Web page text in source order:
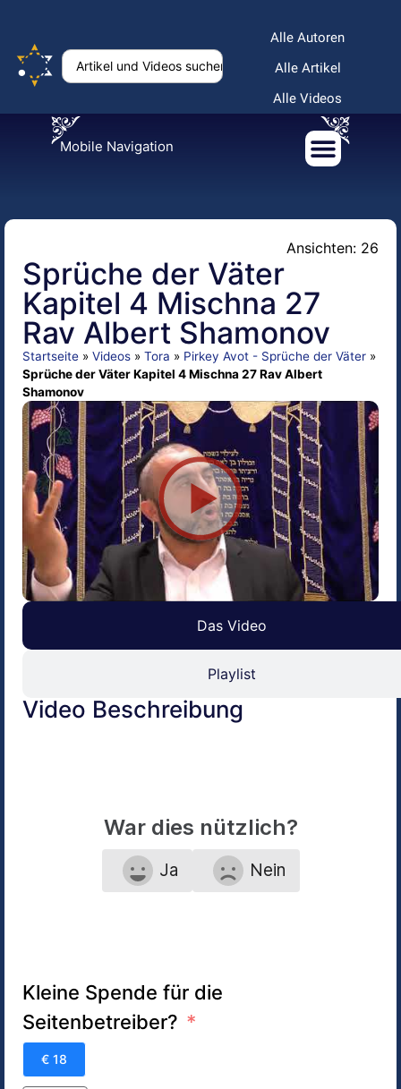
Alle Autoren
Alle Artikel
Alle Videos
Mobile Navigation
Ansichten: 26
Sprüche der Väter
Kapitel 4 Mischna 27
Rav Albert Shamonov
Startseite » Videos » Tora » Pirkey Avot - Sprüche der Väter »
Sprüche der Väter Kapitel 4 Mischna 27 Rav Albert
Shamonov
Das Video
Playlist
Video Beschreibung
War dies nützlich?
Ja Nein
Kleine Spende für die
Seitenbetreiber?
€ 18